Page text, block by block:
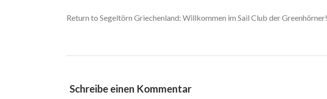
Return to Segeltörn Griechenland: Willkommen im Sail Club der Greenhörner!
Schreibe einen Kommentar